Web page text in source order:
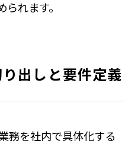
れます。
出しと要件定義
務を社内で具体化する